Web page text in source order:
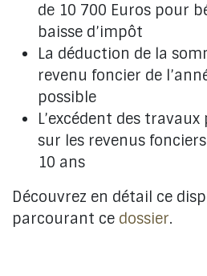
de 10 700 Euros pour
baisse d’impôt
La déduction de la
revenu foncier de
possible
L’excédent des
sur les revenus
10 ans
Découvrez en détail ce
parcourant ce dossier.